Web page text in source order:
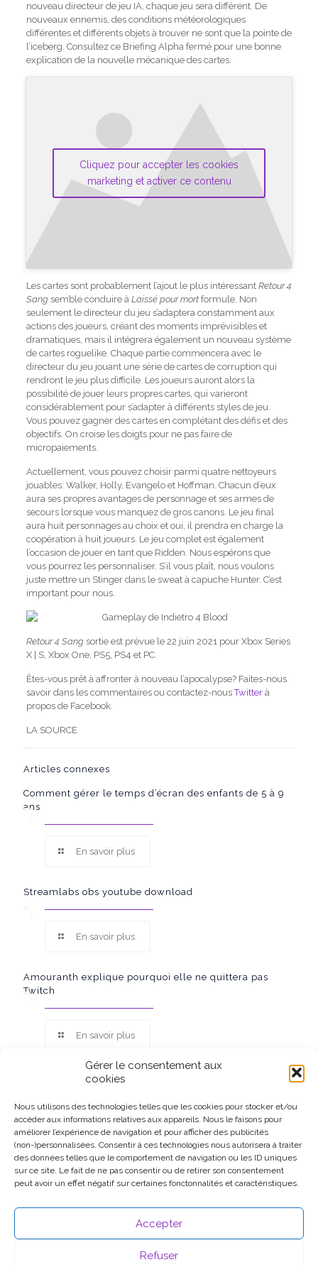
Gérer le consentement aux
cookies
Nous utilisons des technologies telles que les cookies pour stocker et/ou
accéder aux informations relatives aux appareils. Nous le faisons pour
améliorer l’expérience de navigation et pour afficher des publicités
(non-)personnalisées. Consentir à ces technologies nous autorisera à traiter
des données telles que le comportement de navigation ou les ID uniques
sur ce site. Le fait de ne pas consentir ou de retirer son consentement
peut avoir un effet négatif sur certaines fonctonnalités et caractéristiques.
Accepter
Refuser
nouveau directeur de jeu IA, chaque jeu sera différent. De
nouveaux ennemis, des conditions météorologiques
différentes et différents objets à trouver ne sont que la pointe de
l’iceberg. Consultez ce Briefing Alpha fermé pour une bonne
explication de la nouvelle mécanique des cartes.
Cliquez pour accepter les cookies
marketing et activer ce contenu
Les cartes sont probablement l’ajout le plus intéressant Retour 4
Sangsemble conduire à Laissé pour mort formule. Non
seulement le directeur du jeu s’adaptera constamment aux
actions des joueurs, créant des moments imprévisibles et
dramatiques, mais il intégrera également un nouveau système
de cartes roguelike. Chaque partie commencera avec le
directeur du jeu jouant une série de cartes de corruption qui
rendront le jeu plus difficile. Les joueurs auront alors la
possibilité de jouer leurs propres cartes, qui varieront
considérablement pour s’adapter à différents styles de jeu.
Vous pouvez gagner des cartes en complétant des défis et des
objectifs. On croise les doigts pour ne pas faire de
micropaiements.
Actuellement, vous pouvez choisir parmi quatre nettoyeurs
jouables: Walker, Holly, Evangelo et Hoffman. Chacun d’eux
aura ses propres avantages de personnage et ses armes de
secours lorsque vous manquez de gros canons. Le jeu final
aura huit personnages au choix et oui, il prendra en charge la
coopération à huit joueurs. Le jeu complet est également
l’occasion de jouer en tant que Ridden. Nous espérons que
vous pourrez les personnaliser. S’il vous plaît, nous voulons
juste mettre un Stinger dans le sweat à capuche Hunter. C’est
important pour nous.
Retour 4 Sangsortie est prévue le 22 juin 2021 pour Xbox Series
X | S, Xbox One, PS5, PS4 et PC.
Êtes-vous prêt à affronter à nouveau l’apocalypse? Faites-nous
savoir dans les commentaires ou contactez-nousTwitterà
propos de Facebook.
LA SOURCE
Articles connexes
Comment gérer le temps d’écran des enfants de 5 à 9
ans
En savoir plus
Streamlabs obs youtube download
En savoir plus
Amouranth explique pourquoi elle ne quittera pas
Twitch
En savoir plus
Ce site participe au Programme Partenaires d’Amazon EU, un
programme d’affiliation conçu pour permettre à des sites de
percevoir une rémunération grâce à la création de liens vers
Amazon.fr.